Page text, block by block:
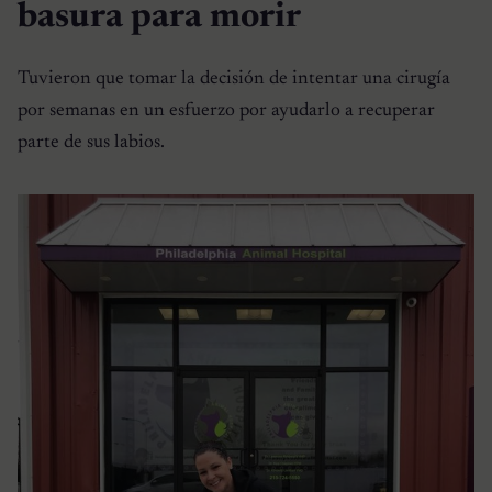
basura para morir
Tuvieron que tomar la decisión de intentar una cirugía
por semanas en un esfuerzo por ayudarlo a recuperar
parte de sus labios.